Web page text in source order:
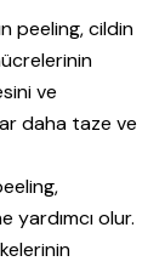
peeling, cildin
ve
daha taze ve
yardımcı olur.